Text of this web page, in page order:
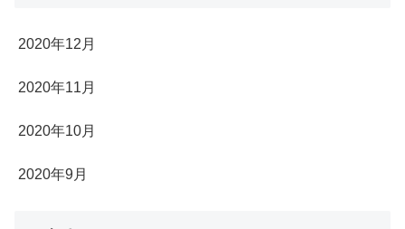
2020年12月
2020年11月
2020年10月
2020年9月